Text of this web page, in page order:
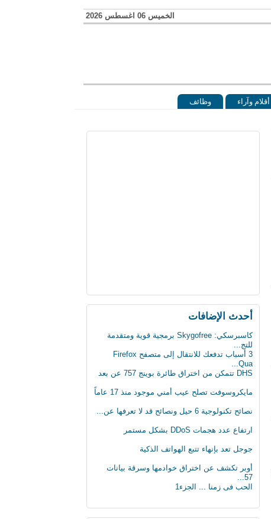
الخميس 06 اغسطس 2026
أقلام وآراء
وظائف
أحدث اﻹضافات
3 أسباب تدفعك للانتقال إلى متصفح Firefox
Qua...
DHS تتمكن من اختراق طائرة بوينج 757 عن بعد
مايكروسوفت تصلح عيب أمني موجود منذ 17 عاماً
نصائح تكنولوجية 6 حيل ونصائح قد لا تعرفها عن...
ارتفاع عدد هجمات DDoS بشكل مستمر
جوجل تعد بإنهاء تتبع الهواتف الذكية
أوبر تكشف عن اختراق خوادمها وسرقة بيانات
الحب فى زمنا ... الجزء1
الثلج يشكل خطرا على حياة الرجل